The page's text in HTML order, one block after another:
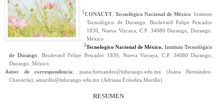
1 CONACYT. Tecnológico Nacional de México. Instituto
Tecnológico de Durango. Boulevard Felipe Pescador
1830, Nueva Vizcaya, C.P. 34080 Durango, Durango.
México
2Tecnologico Nacional de México. Instituto Tecnológico
de Durango.Boulevard Felipe Pescador 1830, Nueva Vizcaya, C.P. 34080 Durango,
Durango. México
Autor de correspondencia: juana.hernandez@itdurango.edu.mx (Juana Hernández-
Chavarría), amurillo@itdurango.edu.mx (Adriana Eréndira Murillo)
RESUMEN